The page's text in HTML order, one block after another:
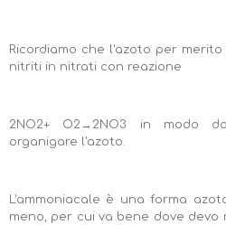
Ricordiamo che l'azoto per
nitriti in nitrati con reazione
2NO2+ O2→2NO3 in modo
organigare l'azoto.
L'ammoniacale è una forma
meno, per cui va bene dove